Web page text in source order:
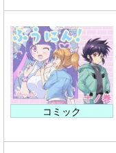
コミック